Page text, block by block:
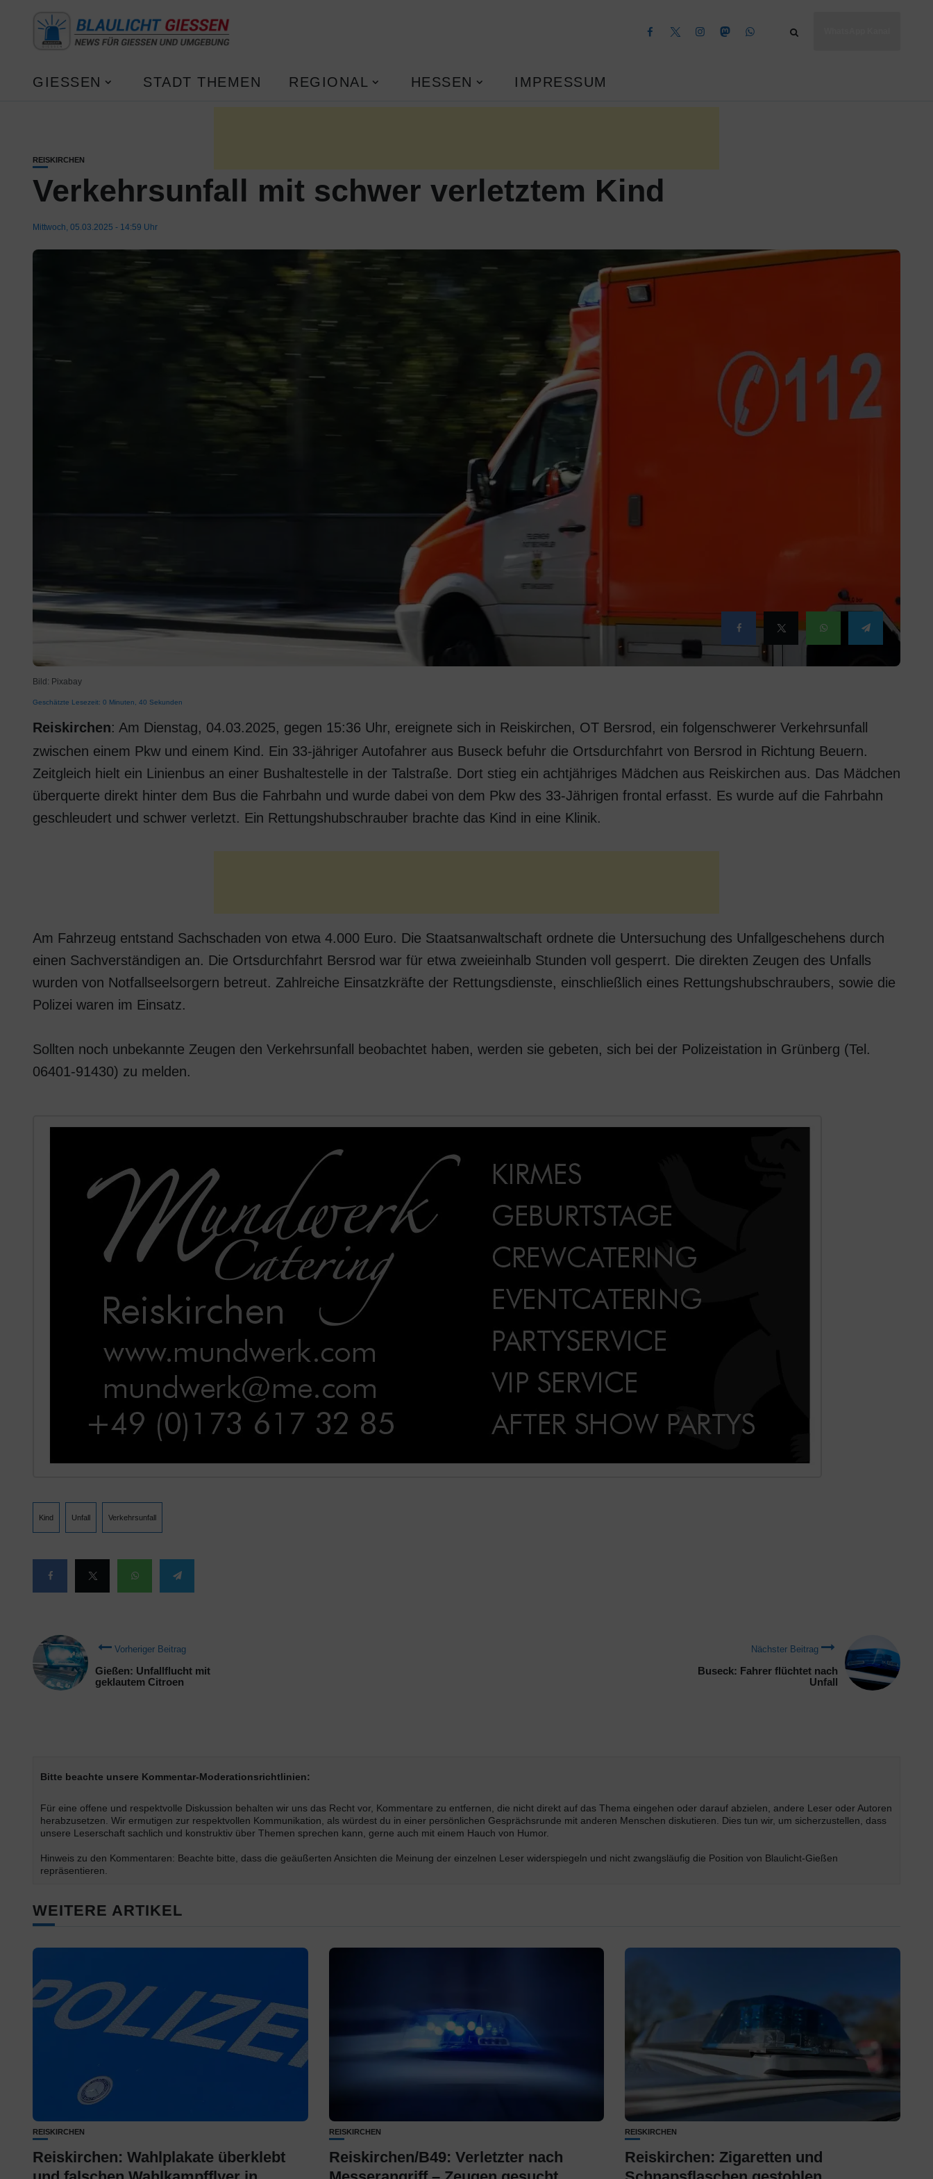
GIESSEN STADT THEMEN REGIONAL HESSEN IMPRESSUM
REISKIRCHEN
Verkehrsunfall mit schwer verletztem Kind
Mittwoch, 05.03.2025 - 14:59 Uhr
Bild: Pixabay
Geschätzte Lesezeit: 0 Minuten, 40 Sekunden
Reiskirchen: Am Dienstag, 04.03.2025, gegen 15:36 Uhr, ereignete sich in Reiskirchen, OT Bersrod, ein folgenschwerer Verkehrsunfall
zwischen einem Pkw und einem Kind. Ein 33-jähriger Autofahrer aus Buseck befuhr die Ortsdurchfahrt von Bersrod in Richtung Beuern.
Zeitgleich hielt ein Linienbus an einer Bushaltestelle in der Talstraße. Dort stieg ein achtjähriges Mädchen aus Reiskirchen aus. Das Mädchen
überquerte direkt hinter dem Bus die Fahrbahn und wurde dabei von dem Pkw des 33-Jährigen frontal erfasst. Es wurde auf die Fahrbahn
geschleudert und schwer verletzt. Ein Rettungshubschrauber brachte das Kind in eine Klinik.
Am Fahrzeug entstand Sachschaden von etwa 4.000 Euro. Die Staatsanwaltschaft ordnete die Untersuchung des Unfallgeschehens durch
einen Sachverständigen an. Die Ortsdurchfahrt Bersrod war für etwa zweieinhalb Stunden voll gesperrt. Die direkten Zeugen des Unfalls
wurden von Notfallseelsorgern betreut. Zahlreiche Einsatzkräfte der Rettungsdienste, einschließlich eines Rettungshubschraubers, sowie die
Polizei waren im Einsatz.
Sollten noch unbekannte Zeugen den Verkehrsunfall beobachtet haben, werden sie gebeten, sich bei der Polizeistation in Grünberg (Tel.
06401-91430) zu melden.
Kind Unfall Verkehrsunfall
Vorheriger Beitrag
Gießen: Unfallflucht mit
geklautem Citroen
Nächster Beitrag
Buseck: Fahrer flüchtet nach
Unfall
Bitte beachte unsere Kommentar-Moderationsrichtlinien:
Für eine offene und respektvolle Diskussion behalten wir uns das Recht vor, Kommentare zu entfernen, die nicht direkt auf das Thema eingehen oder darauf abzielen, andere Leser oder Autoren
herabzusetzen. Wir ermutigen zur respektvollen Kommunikation, als würdest du in einer persönlichen Gesprächsrunde mit anderen Menschen diskutieren. Dies tun wir, um sicherzustellen, dass
unsere Leserschaft sachlich und konstruktiv über Themen sprechen kann, gerne auch mit einem Hauch von Humor.
Hinweis zu den Kommentaren: Beachte bitte, dass die geäußerten Ansichten die Meinung der einzelnen Leser widerspiegeln und nicht zwangsläufig die Position von Blaulicht-Gießen
repräsentieren.
WEITERE ARTIKEL
REISKIRCHEN
Reiskirchen: Wahlplakate überklebt
REISKIRCHEN
Reiskirchen/B49: Verletzter nach
REISKIRCHEN
Reiskirchen: Zigaretten und